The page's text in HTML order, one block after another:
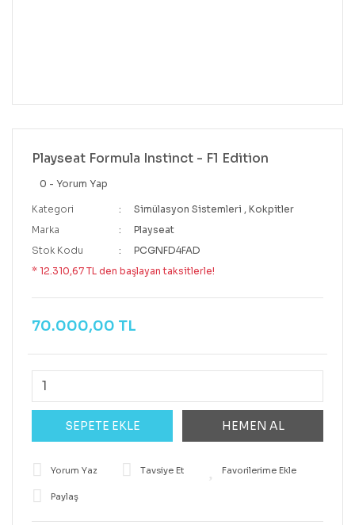
Playseat Formula Instinct - F1 Edition
0 - Yorum Yap
Kategori Simülasyon Sistemleri ,Kokpitler
Marka
Playseat
Stok Kodu
PCGNFD4FAD
* 12.310,67 TL den başlayan taksitlerle!
70.000,00 TL
SEPETE EKLE HEMEN AL
Yorum Yaz Tavsiye Et
Paylaş